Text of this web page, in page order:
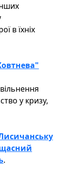
в їхніх
у кризу,
.